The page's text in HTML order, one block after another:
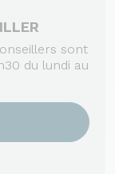
sont
du lundi au